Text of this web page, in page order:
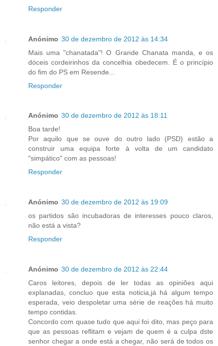
Responder
Anónimo 30 de dezembro de 2012 às 14:34
Mais uma "chanatada"! O Grande Chanata manda, e os
dóceis cordeirinhos da concelhia obedecem. É o princípio
do fim do PS em Resende...
Responder
Anónimo 30 de dezembro de 2012 às 18:11
Boa tarde!
Por aquilo que se ouve do outro lado (PSD) estão a
construir uma equipa forte à volta de um candidato
"simpático" com as pessoas!
Responder
Anónimo 30 de dezembro de 2012 às 19:09
os partidos são incubadoras de interesses pouco claros,
não está a vista?
Responder
Anónimo 30 de dezembro de 2012 às 22:44
Caros leitores, depois de ler todas as opiniões aqui
explanadas, concluo que esta noticia,já há algum tempo
esperada, veio despoletar uma série de reações há muito
tempo contidas.
Concordo com quase tudo que aqui foi dito, mas peço para
que as pessoas reflitam e vejam de quem é a culpa dste
senhor chegar a onde está a chegar, não será de todos os